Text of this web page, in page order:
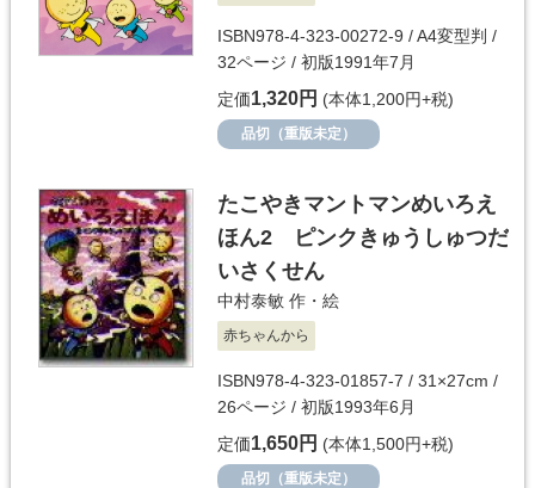
ISBN978-4-323-00272-9 / A4変型判 /
32ページ / 初版1991年7月
定価1,320円 (本体1,200円+税)
品切（重版未定）
たこやきマントマンめいろえ
ほん2 ピンクきゅうしゅつだ
いさくせん
中村泰敏 作・絵
赤ちゃんから
ISBN978-4-323-01857-7 / 31×27cm /
26ページ / 初版1993年6月
定価1,650円 (本体1,500円+税)
品切（重版未定）